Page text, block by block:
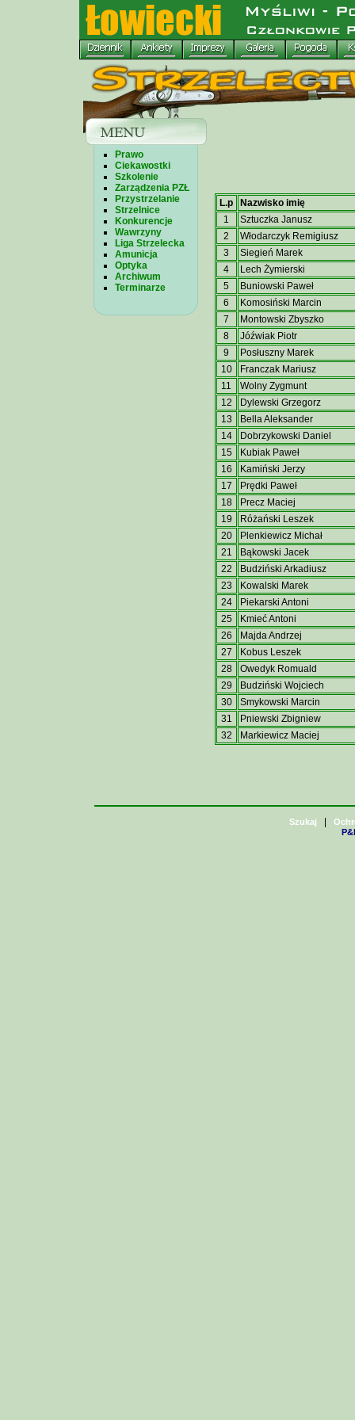
Prawo
Ciekawostki
Szkolenie
Zarządzenia PZŁ
Przystrzelanie
Strzelnice
Konkurencje
Wawrzyny
Liga Strzelecka
Amunicja
Optyka
Archiwum
Terminarze
L.p
Nazwisko imię
1
Sztuczka Janusz
2
Włodarczyk Remigiusz
3
Siegień Marek
4
Lech Żymierski
5
Buniowski Paweł
6
Komosiński Marcin
7
Montowski Zbyszko
8
Jóźwiak Piotr
9
Posłuszny Marek
10
Franczak Mariusz
11
Wolny Zygmunt
12
Dylewski Grzegorz
13
Bella Aleksander
14
Dobrzykowski Daniel
15
Kubiak Paweł
16
Kamiński Jerzy
17
Prędki Paweł
18
Precz Maciej
19
Różański Leszek
20
Plenkiewicz Michał
21
Bąkowski Jacek
22
Budziński Arkadiusz
23
Kowalski Marek
24
Piekarski Antoni
25
Kmieć Antoni
26
Majda Andrzej
27
Kobus Leszek
28
Owedyk Romuald
29
Budziński Wojciech
30
Smykowski Marcin
31
Pniewski Zbigniew
32
Markiewicz Maciej
Szukaj